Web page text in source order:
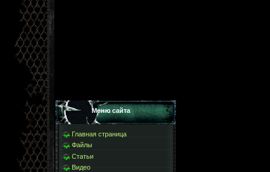
Меню сайта
Главная страница
Файлы
Статьи
Видео